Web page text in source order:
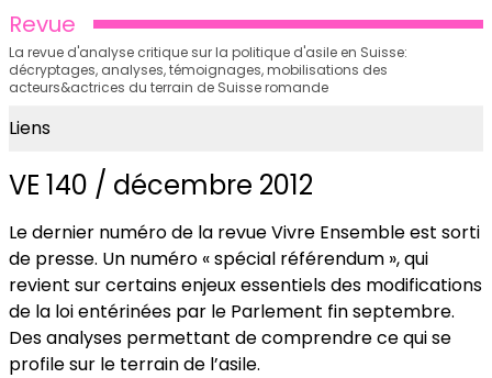
Revue
La revue d'analyse critique sur la politique d'asile en Suisse:
décryptages, analyses, témoignages, mobilisations des
acteurs&actrices du terrain de Suisse romande
Liens
VE 140 / décembre 2012
Le dernier numéro de la revue Vivre Ensemble est sorti
de presse. Un numéro « spécial référendum », qui
revient sur certains enjeux essentiels des modifications
de la loi entérinées par le Parlement fin septembre.
Des analyses permettant de comprendre ce qui se
profile sur le terrain de l’asile.